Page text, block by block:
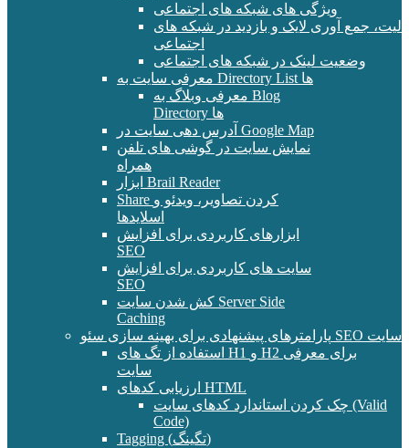
ویژگی های شبکه های اجتماعی
جمع آوری لایک و بازدید در شبکه های
اجتماعی
وضعیت لینک در شبکه های اجتماعی
معرفی سایت به Directory List ها
معرفی وبلاگ به Blog
Directory ها
آدرس دهی سایت در Google Map
نمایش سایت در گوشی های تلفن
همراه
ابزار Brail Reader
Share کردن تصاویر، ویدئو و
اسلایدها
ابزارهای کاربردی برای افزایش
SEO
سایت های کاربردی برای افزایش
SEO
کش شدن سایت Server Side
Caching
پارامترهای پیشنهادی برای بهینه سازی سئو SEO سایت
استفاده از تگ های H1 و H2 برای معرفی
سایت
ارزیابی کدهای HTML
چک کردن استاندارد کدهای سایت (Valid
Code)
Tagging (تگینگ)